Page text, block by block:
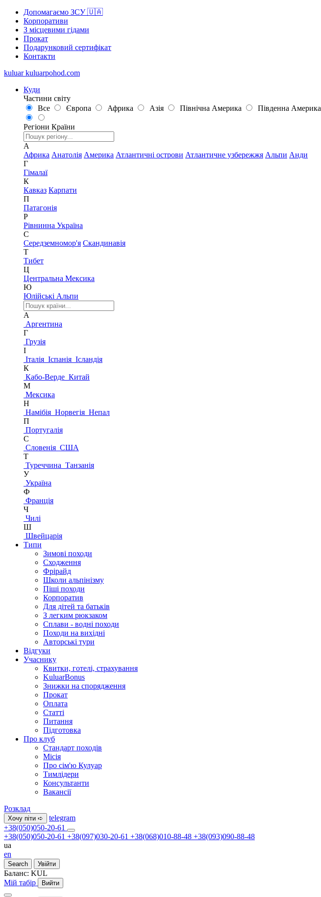
Допомагаємо ЗСУ 🇺🇦
Корпоративи
З місцевими гідами
Прокат
Подарунковий сертифікат
Контакти
kuluar kuluarpohod.com
Куди
Частини світу
Все
Європа Африка Азія Північна Америка Південна Америка
Регіони Країни
А
Африка Анатолія Америка Атлантичні острови Атлантичне узбережжя Альпи Анди
Г
Гімалаї
К
Кавказ Карпати
П
Патагонія
Р
Рівнинна Україна
С
Середземномор'я Скандинавія
Т
Тибет
Ц
Центральна Мексика
Ю
Юлійські Альпи
А
Аргентина
Г
Грузія
І
Італія Іспанія Ісландія
К
Кабо-Верде Китай
М
Мексика
Н
Намібія Норвегія Непал
П
Португалія
С
Словенія США
Т
Туреччина Танзанія
У
Україна
Ф
Франція
Ч
Чилі
Ш
Швейцарія
Типи
Зимові походи
Сходження
Фрірайд
Школи альпінізму
Піші походи
Корпоратив
Для дітей та батьків
З легким рюкзаком
Сплави - водні походи
Походи на вихідні
Авторські тури
Відгуки
Учаснику
Квитки, готелі, страхування
KuluarBonus
Знижки на спорядження
Прокат
Оплата
Статті
Питання
Підготовка
Про клуб
Стандарт походів
Місія
Про сім'ю Кулуар
Тимлідери
Консультанти
Вакансії
Розклад
Хочу піти ➪
telegram
+38(050)050-20-61
+38(050)050-20-61 +38(097)030-20-61 +38(068)010-88-48 +38(093)090-88-48
ua
en
Search Увійти
Баланс: KUL
Мій табір
Вийти